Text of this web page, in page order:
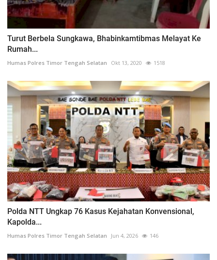
Turut Berbela Sungkawa, Bhabinkamtibmas Melayat Ke
Rumah...
Humas Polres Timor Tengah Selatan Okt 13, 2020 1518
Polda NTT Ungkap 76 Kasus Kejahatan Konvensional,
Kapolda...
Humas Polres Timor Tengah Selatan Jun 4, 2026 146